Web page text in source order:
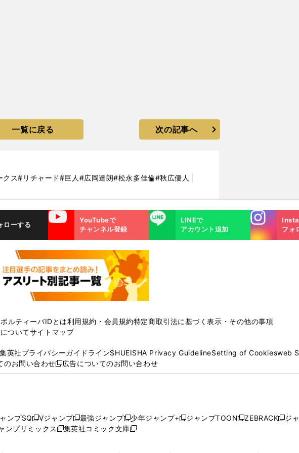
一覧に戻る 次の記事へ
クス#リチャード#巨人 #広岡達朗#松永多佳倫#秋広優人
ローする
YouTube
YouTubeで
チャンネル登録
LINE
LINEで
アカウント追加
Instagra
m
フォ
ルティーバIDとは利用規約・会員規約特定商取引法に基づく表示・その他の事項
ついてサイトマップ
集英社プライバシーガイドラインSHUEISHA Privacy GuidelineSetting of Cookiesweb
お問い合わせ
新
し
ン
ド
広告についてのお問い合わせ
ンプSQ
新
し
Vジャンプ
新
し
最強ジャンプ
新
し
少年ジャンプ+
新
ジャンプTOON
新
ZEBRACK
新
ジ
ンプリミックス
新
集英社コミック文庫
新